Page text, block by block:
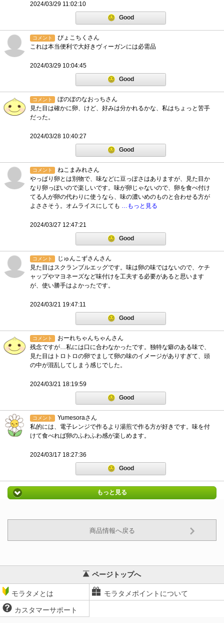
2024/03/29 11:02:10
Good
コメント
ぴょこちくさん
これは本当便利で大好きヴィーガンには必需品
2024/03/29 10:04:45
Good
コメント
ぼのぼのなおっちさん
見た目は確かに卵、けど、好みは分かれるかな、私はちょっと苦手
だった。
2024/03/28 10:40:27
Good
コメント
ねこまみれさん
やっぱり卵とは別物で、味などに豆っぽさはありますが、見た目か
なり卵っぽいので楽しいです。味が卵じゃないので、卵を食べ付け
てる人が卵の代わりに使うなら、味の濃いめのものと合わせる方が
よささそう。オムライスにしても …もっと見る
2024/03/27 12:47:21
Good
コメント
じゅんこずさんさん
見た目はスクランブルエッグです。味は卵の味ではないので、ケチ
ャップやマヨネーズなど味付けを工夫する必要があると思います
が、使い勝手はよかったです。
2024/03/21 19:47:11
Good
コメント
おーれちゃんちゃんさん
残念ですが…私には口に合わなかったです。独特な癖のある味で、
見た目はトロトロの卵でまして卵の味のイメージがありすぎて、頭
の中が混乱してしまう感じでした。
2024/03/21 18:19:59
Good
コメント
Yumesoraさん
私的には、電子レンジで作るより湯煎で作る方が好きです。味を付
けて食べれば卵のふわふわ感が楽しめます。
2024/03/17 18:27:36
Good
もっと見る
商品情報へ戻る
ページトップへ
モラタメとは モラタメポイントについて
カスタマーサポート